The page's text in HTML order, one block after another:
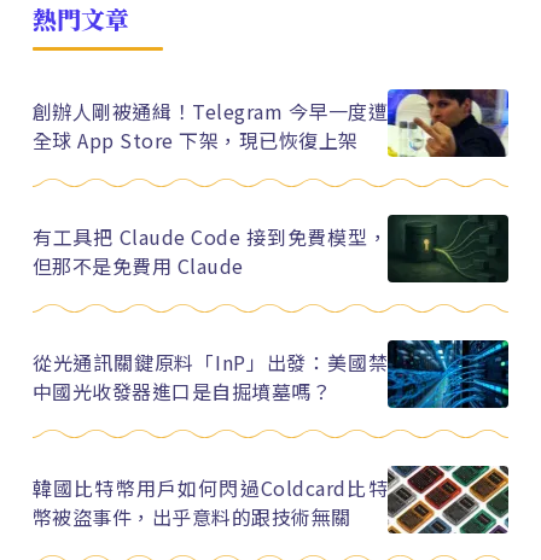
熱門文章
創辦人剛被通緝！Telegram 今早一度遭
全球 App Store 下架，現已恢復上架
有工具把 Claude Code 接到免費模型，
但那不是免費用 Claude
從光通訊關鍵原料「InP」出發：美國禁
中國光收發器進口是自掘墳墓嗎？
韓國比特幣用戶如何閃過Coldcard比特
幣被盜事件，出乎意料的跟技術無關